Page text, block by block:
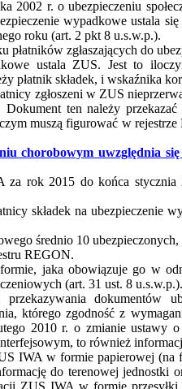
2002 r. o ubezpieczeniu
wypadkowe ustala
roku (art. 2 pkt 8 u.s.w.p.).
płatników zgłaszających do
ustala ZUS. Jest to
płatnik składek, i wskaźnika
zgłoszeni w ZUS
ten należy przekazać
muszą figurować w
chorobowym uwzględnia
za rok 2015 do końca stycznia
składek na ubezpieczenie
średnio 10 ubezpieczonych,
REGON.
jaka obowiązuje go w
(art. 31 ust. 8 u.s.w.p.).
dokumentów
którego zgodność z
2010 r. o zmianie ustawy o
to również
IWA w formie papierowej (na
do terenowej jednostki
ZUS IWA w formie